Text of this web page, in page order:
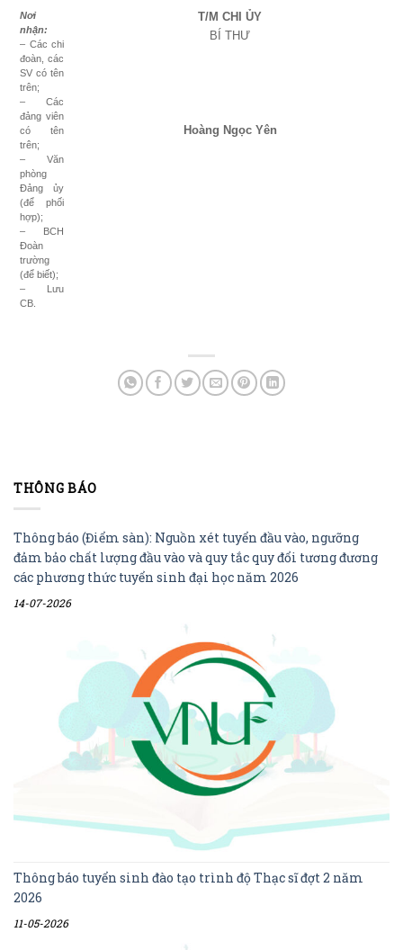
Nơi
nhận:
– Các chi
đoàn, các
SV có tên
trên;
– Các
đảng viên
có tên
trên;
– Văn
phòng
Đảng ủy
(để phối
hợp);
– BCH
Đoàn
trường
(để biết);
– Lưu
CB.
T/M CHI ỦY
BÍ THƯ
Hoàng Ngọc Yên
THÔNG BÁO
Thông báo (Điểm sàn): Nguồn xét tuyển đầu vào, ngưỡng
đảm bảo chất lượng đầu vào và quy tắc quy đổi tương đương
các phương thức tuyển sinh đại học năm 2026
14-07-2026
Thông báo tuyển sinh đào tạo trình độ Thạc sĩ đợt 2 năm
2026
11-05-2026